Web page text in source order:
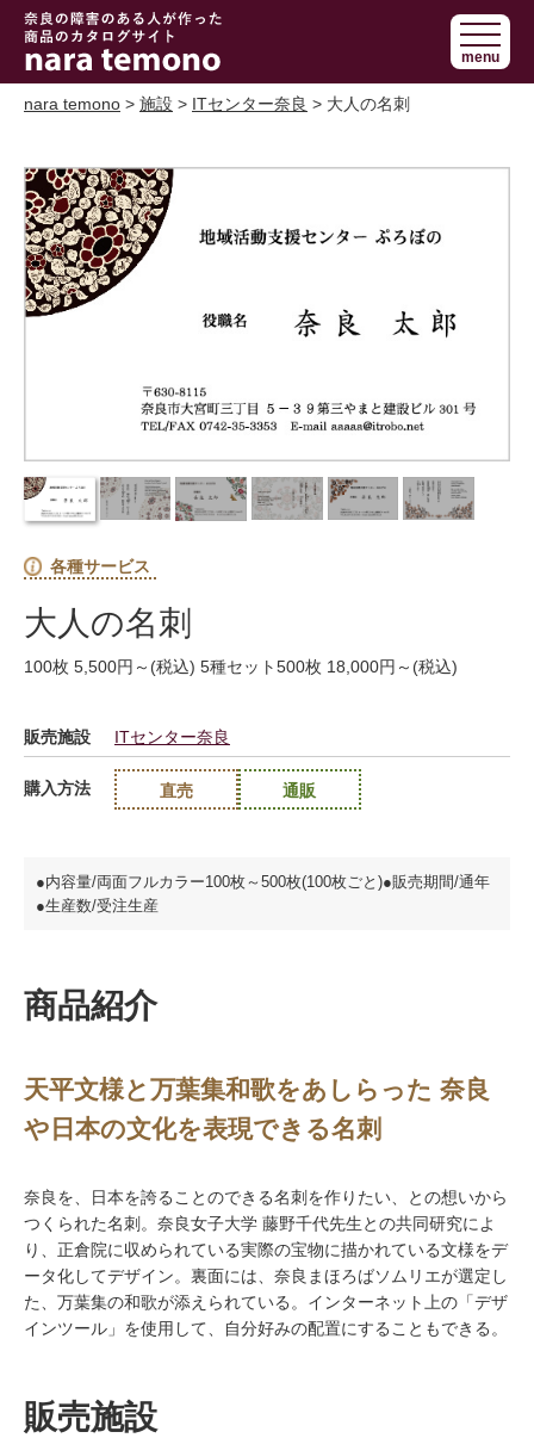
奈良で障害の
ある人の手作
り商品 nara
menu
nara temono > 施設 > ITセンター奈良 > 大人の名刺
各種サービス
大人の名刺
100枚 5,500円～(税込) 5種セット500枚 18,000円～(税込)
販売施設 ITセンター奈良
購入方法 直売 通販
●内容量/両面フルカラー100枚～500枚(100枚ごと)●販売期間/通年
●生産数/受注生産
商品紹介
天平文様と万葉集和歌をあしらった 奈良
や日本の文化を表現できる名刺
奈良を、日本を誇ることのできる名刺を作りたい、との想いから
つくられた名刺。奈良女子大学 藤野千代先生との共同研究によ
り、正倉院に収められている実際の宝物に描かれている文様をデ
ータ化してデザイン。裏面には、奈良まほろばソムリエが選定し
た、万葉集の和歌が添えられている。インターネット上の「デザ
インツール」を使用して、自分好みの配置にすることもできる。
販売施設